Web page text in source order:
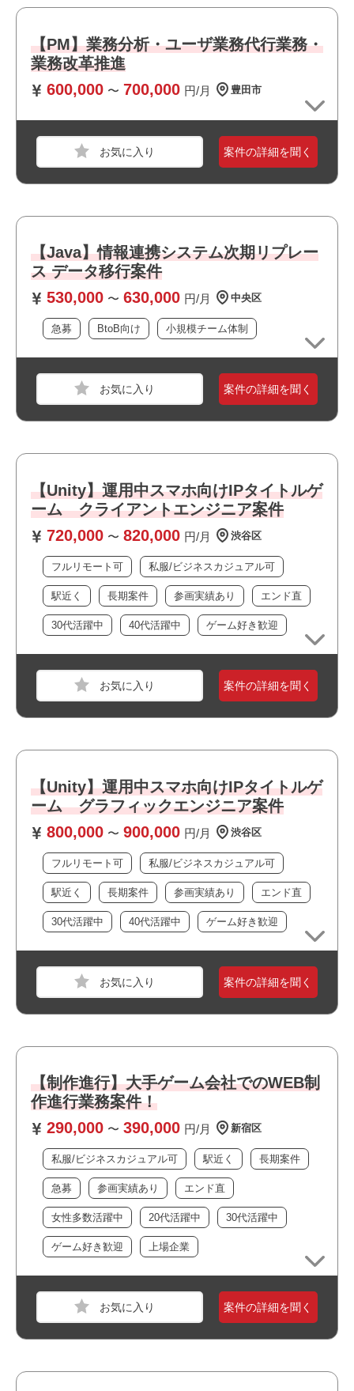
【PM】業務分析・ユーザ業務代行業務・
業務改革推進
600,000 〜 700,000 円/月 豊田市
案件の詳細を聞く
【Java】情報連携システム次期リプレー
ス データ移行案件
530,000 〜 630,000 円/月 中央区
急募 BtoB向け 小規模チーム体制
いた処理設計/開発経験
おすすめポイント
・オフィスは綺麗で快適な環境です
・小規模なチーム体制です
・選考スピードの速い案件です
案件の詳細を聞く
【Unity】運用中スマホ向けIPタイトルゲ
ーム クライアントエンジニア案件
720,000 〜 820,000 円/月 渋谷区
フルリモート可 私服/ビジネスカジュアル可
駅近く 長期案件 参画実績あり エンド直
30代活躍中 40代活躍中 ゲーム好き歓迎
モバイルゲーム
・企画職やデザイナーと連携しながら開発を推進した経験
・Unityを用いたゲーム開発経験（5年以上）
・大規模かつ複雑な機能開発において、UnityおよびC
#を用いた開発経験
・データ構造及びアルゴリズムに対する深い理解がある方
・計算量やパフォーマンス観点から最適な処理実装を行う
ことができる方
・拡張性や可読性を意識した設計実装ができる方
おすすめポイント
・フルリモート案件です
・駅近でアクセス良好です
・上場企業の案件です
・大規模なチーム体制です
・残業が少なめの環境です
・私服/ビジネスカジュアルでの勤務が可能です
・長期就業が見込める案件です
・ゲームが好きな方歓迎！
案件の詳細を聞く
【Unity】運用中スマホ向けIPタイトルゲ
ーム グラフィックエンジニア案件
800,000 〜 900,000 円/月 渋谷区
フルリモート可 私服/ビジネスカジュアル可
駅近く 長期案件 参画実績あり エンド直
30代活躍中 40代活躍中 ゲーム好き歓迎
職種
【ゲーム】プログラマ
必須スキル
・商用プロダクトにおけるUnityでのゲームの開発経験があ
・商用プロダクトにおける企画/
デザイン、エンジニア複数人でのチーム開発の経験があ
る方
・商用プロダクトにおけるグラフィックス領域の開発経験
がある方
・GLSL/HLSL等のシェーダー言語に関する経験がある方
おすすめポイント
・大規模なチーム体制です
・大手企業の案件です
・残業が少なめの環境です
・私服/ビジネスカジュアルでの勤務が可能です
・ゲームが好きな方歓迎！
案件の詳細を聞く
【制作進行】大手ゲーム会社でのWEB制
作進行業務案件！
290,000 〜 390,000 円/月 新宿区
私服/ビジネスカジュアル可 駅近く 長期案件
急募 参画実績あり エンド直
女性多数活躍中 20代活躍中 30代活躍中
ゲーム好き歓迎 上場企業
職種
WEBディレクター
スキル
Redmine,PowerPoint,Excel,Windows
必須スキル
・進行管理、アートの外注管理の実務経験が2年以上ある
・Googleのサービスやofficeソフトの利用経験がある方
・オフィスは綺麗で快適な環境です
・周辺に飲食店や商業施設が多くランチにも便利です
・大手企業の案件です
・私服/ビジネスカジュアルでの勤務が可能です
案件の詳細を聞く
職種
インフラエンジニア
運輸・交通・物流・倉庫
スキル
Windows
必須スキル
サーバー運用保守経験
※目安半年～1年以上
・大手企業の案件です
・選考スピードの速い案件です
・長期就業が見込める案件です
【ゲーム】プランナー